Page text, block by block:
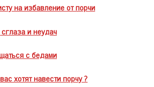
на избавление от порчи
и неудач
с бедами
хотят навести порчу ?